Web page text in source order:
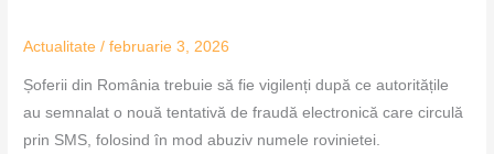
Actualitate /februarie 3, 2026
Șoferii din România trebuie să fie vigilenți după ce autoritățile
au semnalat o nouă tentativă de fraudă electronică care circulă
prin SMS, folosind în mod abuziv numele rovinietei.